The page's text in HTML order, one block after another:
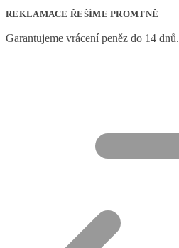
REKLAMACE ŘEŠÍME PROMTNĚ
Garantujeme vrácení peněz do 14 dnů.